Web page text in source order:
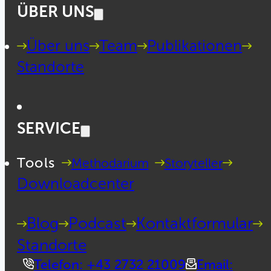
ÜBER UNS
Über uns Team
Publikationen
Standorte
SERVICE
Tools Methodarium Storyteller
Downloadcenter
Blog Podcast Kontaktformular
Standorte
Telefon: +43 2732 21009 Email: